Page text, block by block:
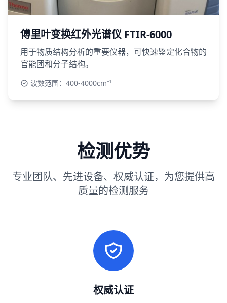
傅里叶变换红外光谱仪 FTIR-6000
用于物质结构分析的重要仪器，可快速鉴定化合物的
官能团和分子结构。
波数范围：400-4000cm⁻¹
检测优势
专业团队、先进设备、权威认证，为您提供高
质量的检测服务
权威认证